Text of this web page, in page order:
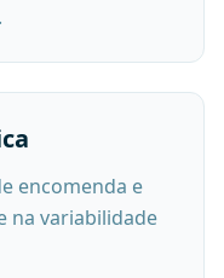
encomenda e
na variabilidade